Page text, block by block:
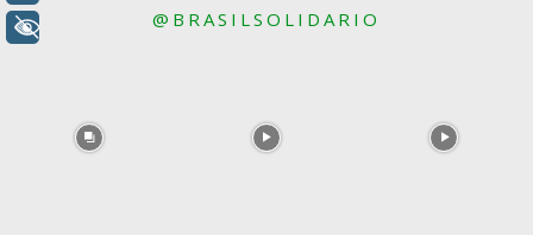
@BRASILSOLIDARIO
+ Acessibilidade